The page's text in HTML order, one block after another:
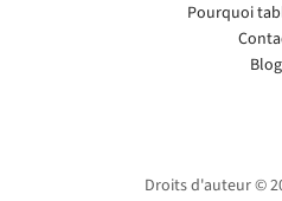
Pourquoi
Blog
Droits d'auteur ©